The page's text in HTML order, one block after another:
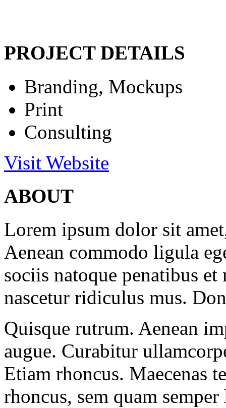
PROJECT DETAILS
Branding, Mockups
Print
Consulting
Visit Website
ABOUT
Lorem ipsum dolor sit
Aenean commodo ligula
sociis natoque penatibus
nascetur ridiculus mus.
Quisque rutrum. Aenean
augue. Curabitur
Etiam rhoncus. Maecenas
rhoncus, sem quam